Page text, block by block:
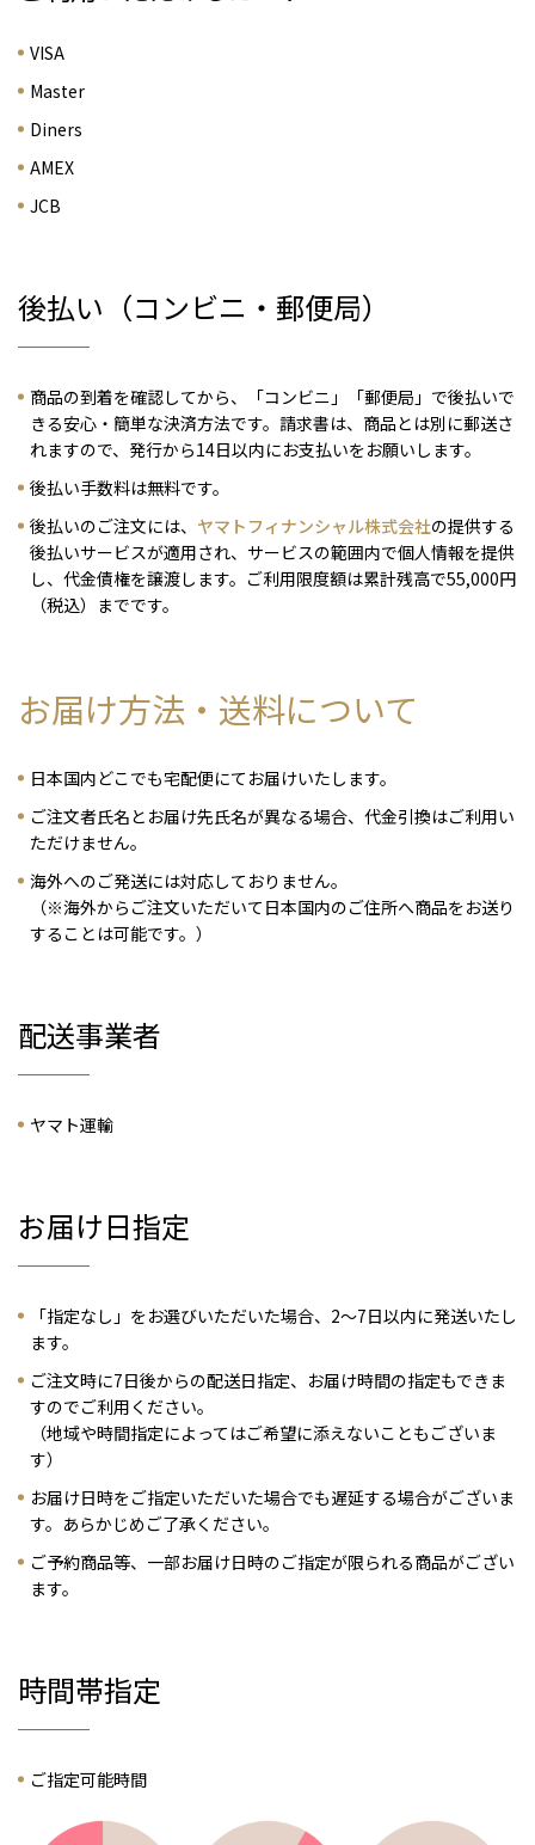
VISA
Master
Diners
AMEX
JCB
後払い（コンビニ・郵便局）
商品の到着を確認してから、「コンビニ」「郵便局」で後払いで
きる安心・簡単な決済方法です。請求書は、商品とは別に郵送さ
れますので、発行から14日以内にお支払いをお願いします。
後払い手数料は無料です。
後払いのご注文には、 ヤマトフィナンシャル株式会社の提供する
後払いサービスが適用され、サービスの範囲内で個人情報を提供
し、代金債権を譲渡します。ご利用限度額は累計残高で55,000円
（税込）までです。
お届け方法・送料について
日本国内どこでも宅配便にてお届けいたします。
ご注文者氏名とお届け先氏名が異なる場合、代金引換はご利用い
ただけません。
海外へのご発送には対応しておりません。
（※海外からご注文いただいて日本国内のご住所へ商品をお送り
することは可能です。）
配送事業者
ヤマト運輸
お届け日指定
「指定なし」をお選びいただいた場合、2〜7日以内に発送いたし
ます。
ご注文時に7日後からの配送日指定、お届け時間の指定もできま
すのでご利用ください。
（地域や時間指定によってはご希望に添えないこともございま
す）
お届け日時をご指定いただいた場合でも遅延する場合がございま
す。あらかじめご了承ください。
ご予約商品等、一部お届け日時のご指定が限られる商品がござい
ます。
時間帯指定
ご指定可能時間